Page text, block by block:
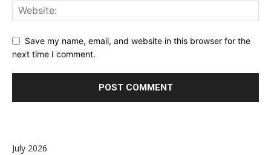
Save my name, email, and website in this browser for the
next time I comment.
July 2026